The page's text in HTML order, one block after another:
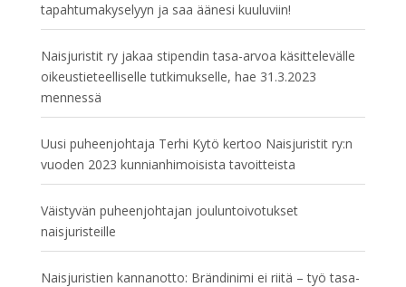
tapahtumakyselyyn ja saa äänesi kuuluviin!
Naisjuristit ry jakaa stipendin tasa-arvoa käsittelevälle
oikeustieteelliselle tutkimukselle, hae 31.3.2023
mennessä
Uusi puheenjohtaja Terhi Kytö kertoo Naisjuristit ry:n
vuoden 2023 kunnianhimoisista tavoitteista
Väistyvän puheenjohtajan jouluntoivotukset
naisjuristeille
Naisjuristien kannanotto: Brändinimi ei riitä – työ tasa-